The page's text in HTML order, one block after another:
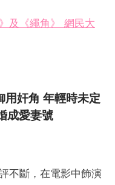
及《繩角》 網民大
奸角 年輕時未定
成愛妻號
不斷，在電影中飾演